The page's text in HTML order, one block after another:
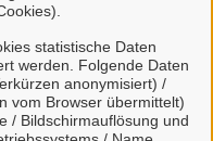
statistische Daten
werden. Folgende Daten
anonymisiert) /
vom Browser übermittelt)
/ Bildschirmauflösung und
Portal